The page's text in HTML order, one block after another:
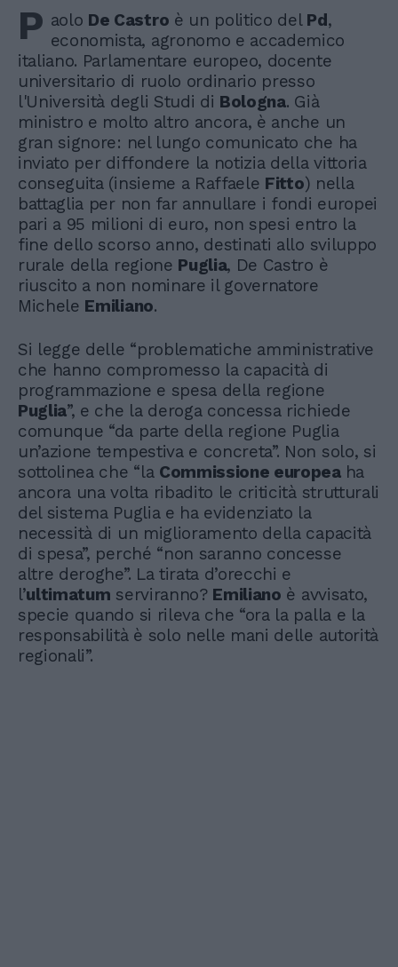
P aolo De Castro è un politico del Pd,
economista, agronomo e accademico
italiano. Parlamentare europeo, docente
universitario di ruolo ordinario presso
l'Università degli Studi di Bologna. Già
ministro e molto altro ancora, è anche un
gran signore: nel lungo comunicato che ha
inviato per diffondere la notizia della vittoria
conseguita (insieme a Raffaele Fitto) nella
battaglia per non far annullare i fondi europei
pari a 95 milioni di euro, non spesi entro la
fine dello scorso anno, destinati allo sviluppo
rurale della regione Puglia, De Castro è
riuscito a non nominare il governatore
Michele Emiliano.
Si legge delle “problematiche amministrative
che hanno compromesso la capacità di
programmazione e spesa della regione
Puglia”, e che la deroga concessa richiede
comunque “da parte della regione Puglia
un’azione tempestiva e concreta”. Non solo, si
sottolinea che “la Commissione europea ha
ancora una volta ribadito le criticità strutturali
del sistema Puglia e ha evidenziato la
necessità di un miglioramento della capacità
di spesa”, perché “non saranno concesse
altre deroghe”. La tirata d’orecchi e
l’ultimatum serviranno? Emiliano è avvisato,
specie quando si rileva che “ora la palla e la
responsabilità è solo nelle mani delle autorità
regionali”.